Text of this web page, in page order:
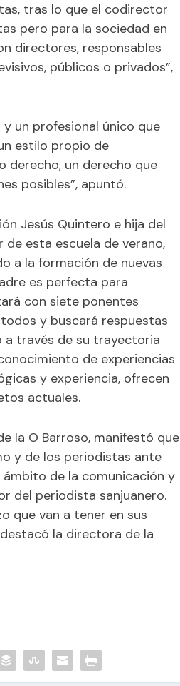
tras lo que el codirector
pero para la sociedad en
directores, responsables
públicos o privados”,
un profesional único que
estilo propio de
derecho, un derecho que
posibles”, apuntó.
Jesús Quintero e hija del
esta escuela de verano,
a la formación de nuevas
es perfecta para
con siete ponentes
y buscará respuestas
a través de su trayectoria
de experiencias
y experiencia, ofrecen
actuales.
la O Barroso, manifestó que
y de los periodistas ante
de la comunicación y
del periodista sanjuanero.
que van a tener en sus
la directora de la